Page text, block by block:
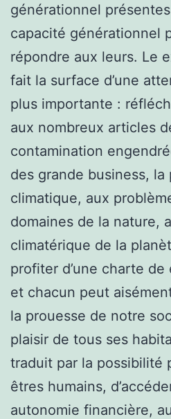
générationnel
capacité générationnel
répondre aux leurs. Le
fait la surface d’une
plus importante :
aux nombreux articles
contamination
des grande business, la
climatique, aux
domaines de la nature,
climatérique de la
profiter d’une charte
et chacun peut
la prouesse de notre
plaisir de tous ses
traduit par la possibilité
êtres humains,
autonomie financière,